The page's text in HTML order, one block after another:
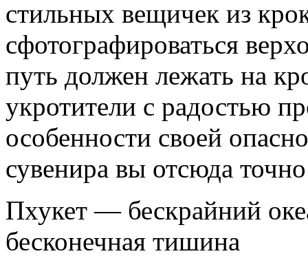
стильных вещичек из
сфотографироваться
путь должен лежать на
укротители с радостью
особенности своей
сувенира вы отсюда
Пхукет — бескрайний
бесконечная тишина